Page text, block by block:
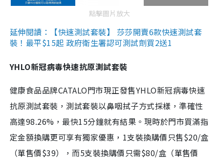
點擊圖片放大
延伸閱讀：【快速測試套裝】 莎莎開賣6款快速測試套
裝！最平$15起 政府衛生署認可測試劑買2送1
YHLO新冠病毒快速抗原測試套裝
健康食品品牌CATALO門市現正發售YHLO新冠病毒快速
抗原測試套裝，測試套裝以鼻咽拭子方式採樣，準確性
高達98.26%，最快15分鐘就有結果。現時於門市買滿指
定金額換購更可享有獨家優惠，1支裝換購價只售$20/盒
（單售價$39），而5支裝換購價只需$80/盒（單售價